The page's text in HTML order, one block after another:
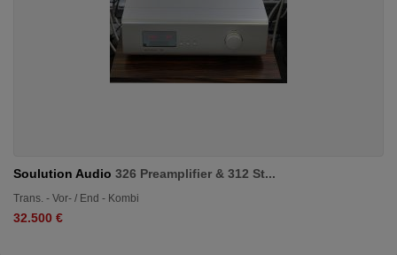
Soulution Audio 326 Preamplifier & 312 St...
Trans. - Vor- / End - Kombi
32.500 €